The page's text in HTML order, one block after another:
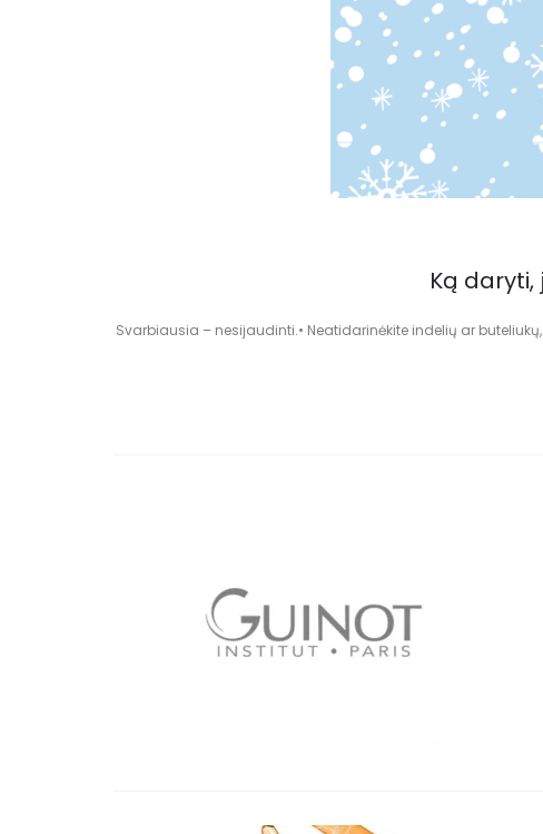
Ką
Svarbiausia – nesijaudinti.• Neatidarinėkite indelių ar